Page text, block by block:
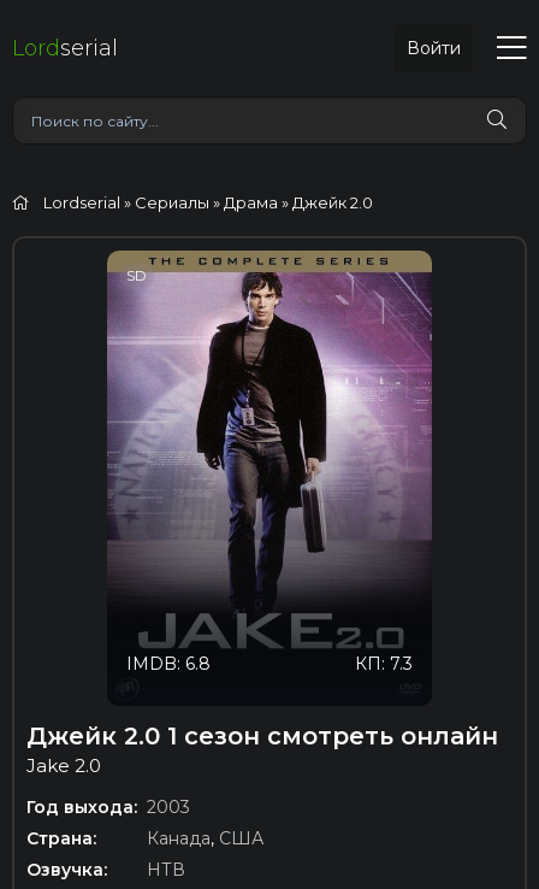
Lordserial Войти
Lordserial » Сериалы » Драма » Джейк 2.0
SD
КП: 7.3
IMDB: 6.8
Джейк 2.0 1 сезон смотреть онлайн
Jake 2.0
Год выхода: 2003
Страна:
Канада, США
Озвучка:
НТВ